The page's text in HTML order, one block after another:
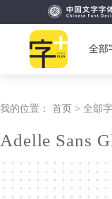
全部
我的位置： 首页 > 全部
Adelle Sans